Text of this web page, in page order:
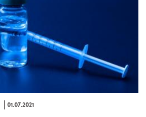
01.07.2021